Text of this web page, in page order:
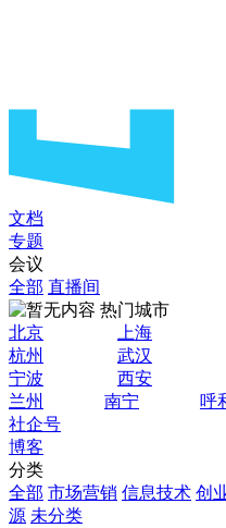
文档
专题
会议
全部 直播间
热门城市
北京
上海
杭州
武汉
宁波
西安
兰州
南宁 呼
社企号
博客
分类
全部 市场营销 信息技术 创
源 未分类